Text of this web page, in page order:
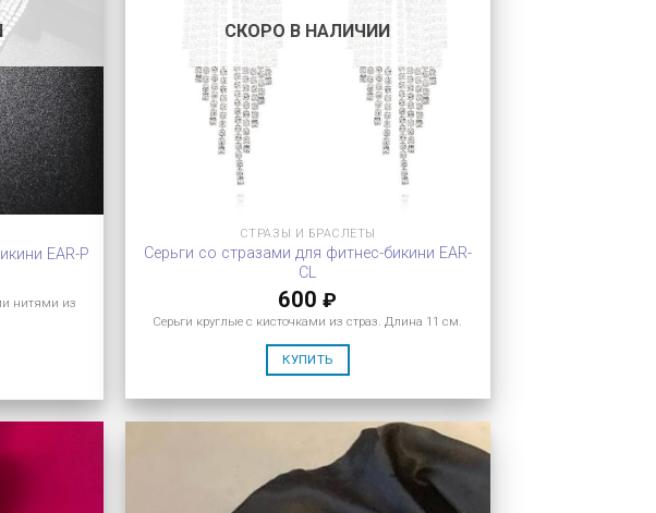
EAR-P
нитями из
СКОРО В НАЛИЧИИ
СТРАЗЫ И БРАСЛЕТЫ
Серьги со стразами для фитнес-бикини EAR-
CL
600₽
Серьги круглые с кисточками из страз. Длина 11 см.
КУПИТЬ